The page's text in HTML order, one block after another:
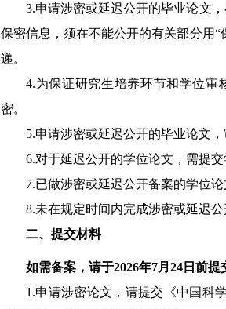
3.申请涉密或延迟公开的毕业论文
保密信息，须在不能公开的有关部分用“
递。
4.为保证研究生培养环节和学位审
密。
5.申请涉密或延迟公开的毕业论文
6.对于延迟公开的学位论文，需提
7.已做涉密或延迟公开备案的学位
8.未在规定时间内完成涉密或延迟
二、提交材料
如需备案，请于2026年7月 24 日前
1.申请涉密论文，请提交《中国科